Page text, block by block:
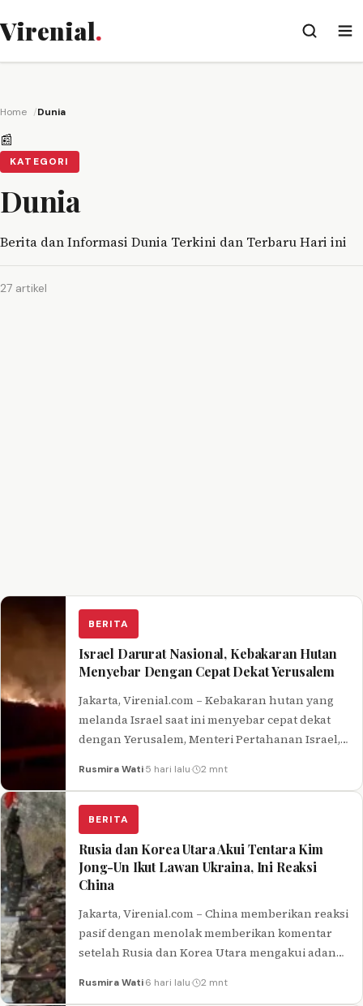
Virenial.
Home Dunia
📰
KATEGORI
Dunia
Berita dan Informasi Dunia Terkini dan Terbaru Hari ini
27 artikel
BERITA
Israel Darurat Nasional, Kebakaran Hutan
Menyebar Dengan Cepat Dekat Yerusalem
Jakarta, Virenial.com – Kebakaran hutan yang
melanda Israel saat ini menyebar cepat dekat
dengan Yerusalem, Menteri Pertahanan Israel,
Rusmira Wati·5 hari lalu· 2 mnt
BERITA
Rusia dan Korea Utara Akui Tentara Kim
Jong-Un Ikut Lawan Ukraina, Ini Reaksi
China
Jakarta, Virenial.com – China memberikan reaksi
pasif dengan menolak memberikan komentar
setelah Rusia dan Korea Utara mengakui adanya
Rusmira Wati·6 hari lalu· 2 mnt